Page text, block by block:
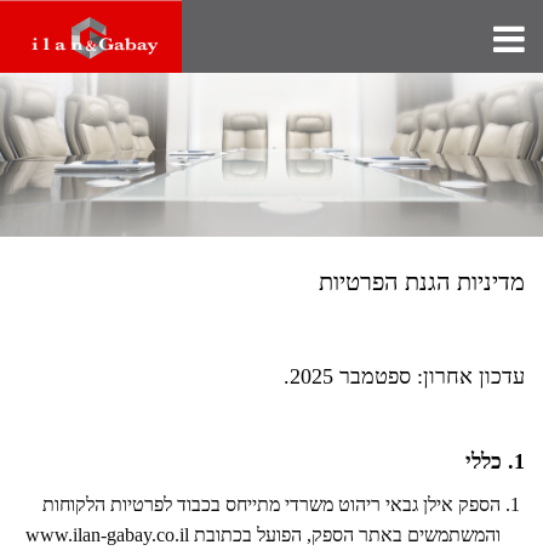
מדיניות הגנת הפרטיות
עדכון אחרון: ספטמבר 2025.
1. כללי
הספק אילן גבאי ריהוט משרדי מתייחס בכבוד לפרטיות הלקוחות
והמשתמשים באתר הספק, הפועל בכתובת www.ilan-gabay.co.il